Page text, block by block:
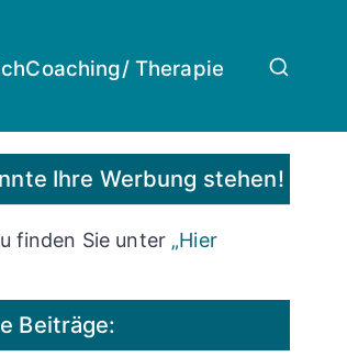
Coaching/ Therapie
Ihre Werbung stehen!
finden Sie unter „Hier
Beiträge: